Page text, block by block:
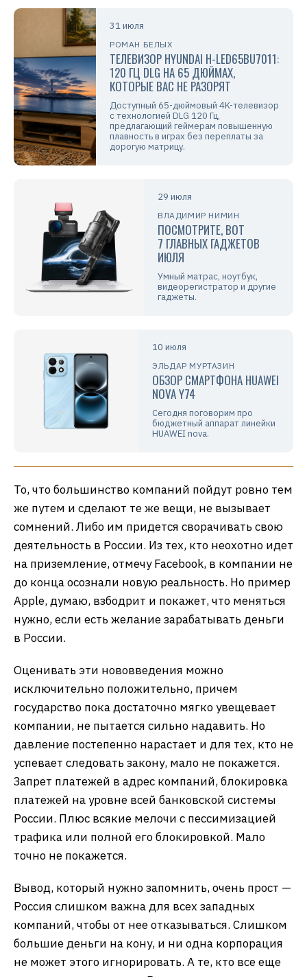
31 июля
РОМАН БЕЛЫХ
ТЕЛЕВИЗОР HYUNDAI H-LED65BU7011:
120 ГЦ DLG НА 65 ДЮЙМАХ,
КОТОРЫЕ ВАС НЕ РАЗОРЯТ
Доступный 65-дюймовый 4K-телевизор
с технологией DLG 120 Гц,
предлагающий геймерам повышенную
плавность в играх без переплаты за
дорогую матрицу.
29 июля
ВЛАДИМИР НИМИН
ПОСМОТРИТЕ, ВОТ
7 ГЛАВНЫХ ГАДЖЕТОВ
ИЮЛЯ
Умный матрас, ноутбук,
видеорегистратор и другие
гаджеты.
10 июля
ЭЛЬДАР МУРТАЗИН
ОБЗОР СМАРТФОНА HUAWEI
NOVA Y74
Сегодня поговорим про
бюджетный аппарат линейки
HUAWEI nova.
То, что большинство компаний пойдут ровно тем
же путем и сделают те же вещи, не вызывает
сомнений. Либо им придется сворачивать свою
деятельность в России. Из тех, кто неохотно идет
на приземление, отмечу Facebook, в компании не
до конца осознали новую реальность. Но пример
Apple, думаю, взбодрит и покажет, что меняться
нужно, если есть желание зарабатывать деньги
в России.
Оценивать эти нововведения можно
исключительно положительно, причем
государство пока достаточно мягко увещевает
компании, не пытается сильно надавить. Но
давление постепенно нарастает и для тех, кто не
успевает следовать закону, мало не покажется.
Запрет платежей в адрес компаний, блокировка
платежей на уровне всей банковской системы
России. Плюс всякие мелочи с пессимизацией
трафика или полной его блокировкой. Мало
точно не покажется.
Вывод, который нужно запомнить, очень прост —
Россия слишком важна для всех западных
компаний, чтобы от нее отказываться. Слишком
большие деньги на кону, и ни одна корпорация
не может этого игнорировать. А те, кто все еще